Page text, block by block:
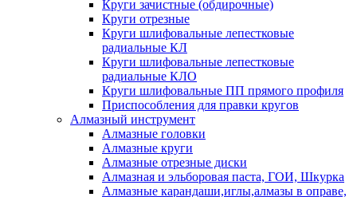
Круги зачистные (обдирочные)
Круги отрезные
Круги шлифовальные лепестковые
радиальные КЛ
Круги шлифовальные лепестковые
радиальные КЛО
Круги шлифовальные ПП прямого профиля
Приспособления для правки кругов
Алмазный инструмент
Алмазные головки
Алмазные круги
Алмазные отрезные диски
Алмазная и эльборовая паста, ГОИ, Шкурка
Алмазные карандаши,иглы,алмазы в оправе,